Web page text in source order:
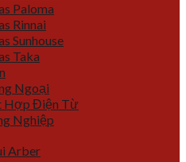
Paloma
Rinnai
Sunhouse
Taka
Ngoại
Hợp Điện Từ
Nghiệp
Arber